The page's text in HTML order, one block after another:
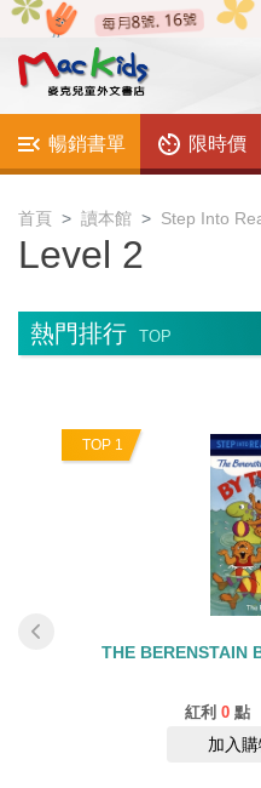
暢銷書單 限時價
首頁 讀本館 Step Into
Level 2
熱門排行 TOP
TOP 1
THE BERENSTAIN
紅利 0 點
加入